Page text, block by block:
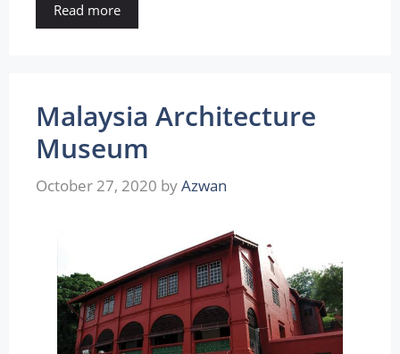
Read more
Malaysia Architecture
Museum
October 27, 2020 byAzwan